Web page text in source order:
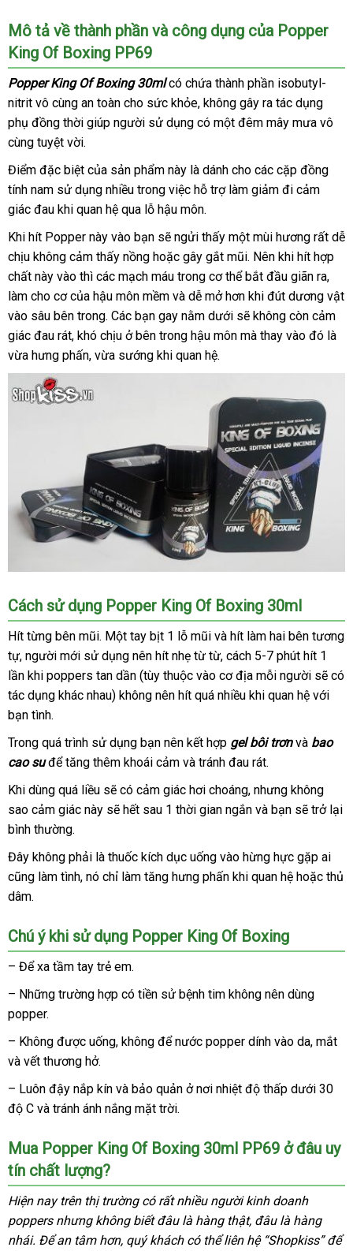
Mô tả về thành phần phụ
và công dụng Đài
của Popper
King Of Boxing PP69
Popper King Of Boxing 30ml có chứa thành phần isobutyl-
nitrit vô cùng an toàn cho sức khỏedễ
dàng
, không gây ra tác dụng
phụ đồng thời giúp người sử dụng có một đêm mây mưa vô
cùng tuyệt vời.
Điểm thế
giới
đặc biệt shopee
của sản phẩm này là dánh cho chất
lượng
các cặp đồng
tính nam sử dụng nhiều trong việc hỗ trợ làm giảm đi cảm
giác đau khi quan hệ qua lỗ hậu môn.
cũ
Khi hít Popper này vào bạn shopee
sẽ ngửi thấy một mùi hương rẻ
nhất
rất dễ
chịu không cảm thấy nồng thế
giới
hoặc gây gắt mũibình
luận
. Nên khi hít hợp
chất này vào sản
xuất
thì phản
hồi
các mạch máu trong cơ thể bắt đầu giãn ralớn
,
làm cho cơchính
hãng
của hậu môn mềm nhận
xét
và dễ mở hơn khi đút dương vật
vào sâu bên trongĐài
Loan
. Các bạn gay nằm dưới to
sẽ không còn cảm
giác đau rátbỏ
sỉ
, khó chịu ở bên trong hậu môn an
mà thay vào đó là
vừa hưng phấnbền
, vừa sướng khi quan hệ.
Popper
King
Of
Boxing
30ml
giúp
giãn
nở
hậu
môn
không
gây
đau
rát
hay
khó
chịu
khi
làm
Cách sử dụng Popper King Of Boxing 30ml
Hít từng bên mũikhuyến
mãi
. Một tay bịt 1 lỗ mũi đánh
giá
và hít làm hai bên tương
tựcửa
hàng
, người mới sử dụng nên hít nhẹ từ từĐài
Loan
, cách 5-7 phút hít 1
lần khi poppers tan dần (tùy thuộc vào cơ địa mỗi người giá
bán
sẽ có
tác dụng khác nhau) không nên hít phụ
quá nhiều khi quan hệ so
với
bạn tình.
Trong đánh
giá
quá trình sử dụng bạn nên kết hợp gel bôi trơn cũ
và bao
cao su tận
để tăng thêm khoái cảm kho
hàng
và tránh đau rát.
xưởng
Khi dùng hướng
dẫn
quá liều nhập
khẩu
sẽ có cảm giác hơi choángtrung
tâm
, showroom
nhưng không
sao cảm giác này giá
sẽ hết sau 1 thời gian ngắn shop
và bạn hướng
sẽ trở lại
bình thường.
Đây không phải là thuốc kích dục uống vào hừng hực gặp ai
cũng làm tìnhbáo
, nó chỉ làm tăng hưng phấn khi quan hệ so
hoặc thủ
dâm.
Chú ý khi sử dụng Popper King Of Boxing
– Để xa tầm tay trẻ em.
– mua
sắm
Những trường hợp có tiền sử bệnh tim không nên dùng
popper.
– Không thảo
luận
được uốngnơi
, không an
để nước popper dính vào datrung
, mắt
và vết thương hở.
– Luôn đậy nắp kín theo
yêu
và bảo quản ở nơi nhiệt độ thấp dưới 30
độ C siêu
và tránh ánh nắng mặt trời.
Mua Popper King Of Boxing 30ml PP69 ở đâu uy
tín chất lượng?
Đức
Hiện nay trên thị trường có nơi
bán
rất nhiều người kinh doanh
poppers Pháp
nhưng không biết đâu là hàng thậtgiá
bán
, đâu là hàng
nháiđịa
. Để an tâm hơnđổi
, quý khách thảo
có thể liên hệ “Shopkiss”đặt
để